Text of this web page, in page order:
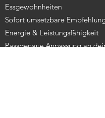
Essgewohnheiten
Sofort umsetzbare
Energie & Leistungsfähigkeit
Passgenaue Anpassung an